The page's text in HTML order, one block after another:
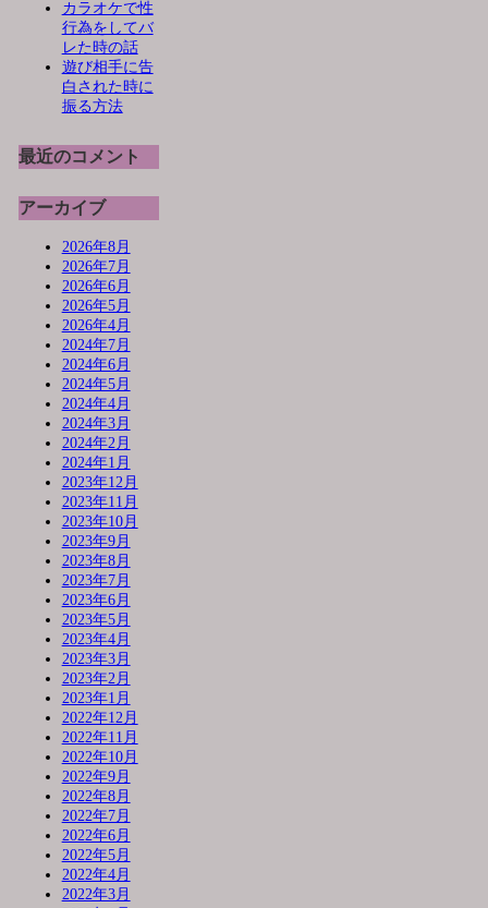
カラオケで性
行為をしてバ
レた時の話
遊び相手に告
白された時に
振る方法
最近のコメント
アーカイブ
2026年8月
2026年7月
2026年6月
2026年5月
2026年4月
2024年7月
2024年6月
2024年5月
2024年4月
2024年3月
2024年2月
2024年1月
2023年12月
2023年11月
2023年10月
2023年9月
2023年8月
2023年7月
2023年6月
2023年5月
2023年4月
2023年3月
2023年2月
2023年1月
2022年12月
2022年11月
2022年10月
2022年9月
2022年8月
2022年7月
2022年6月
2022年5月
2022年4月
2022年3月